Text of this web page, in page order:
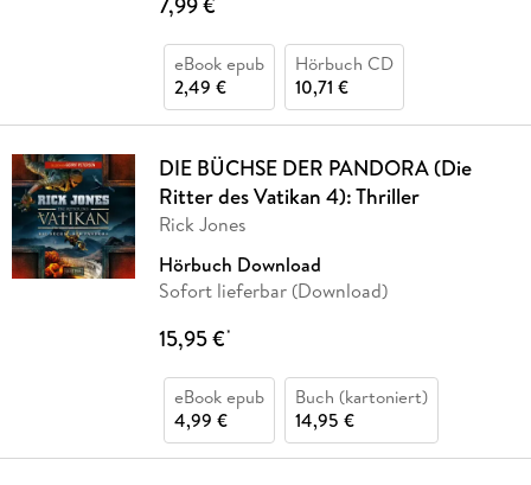
eBook epub
2,49 €
Hörbuch CD
10,71 €
DIE BÜCHSE DER PANDORA (Die
Ritter des Vatikan 4): Thriller
Rick Jones
Hörbuch Download
Sofort lieferbar (Download)
15,95 €*
eBook epub
4,99 €
Buch (kartoniert)
14,95 €